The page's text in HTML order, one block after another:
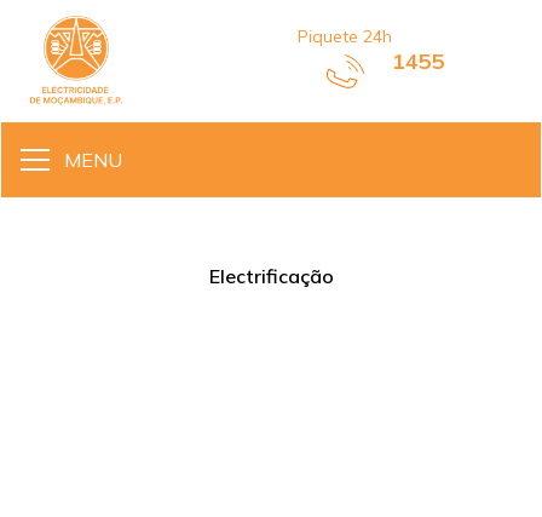
Piquete 24h
1455
MENU
Electrificação